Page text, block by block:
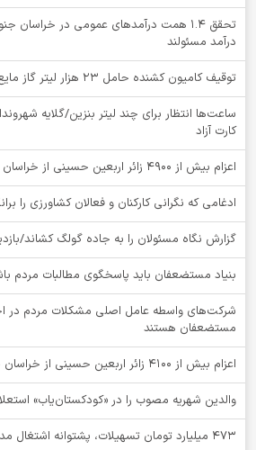
تحقق ۱.۴ همت درآمدهای عمومی در
درآمد مسئولند
توقيف کامیون کشنده حامل 23 هزار لیتر گاز مایع قاچاق در نهبندان
ساعت‌ها انتظار برای چند لیتر بنزین/گلایه
کارت آزاد
اعزام بیش از 4900 زائر اربعین حسینی از خراسان جنوبی
ادغامی که نگرانی کارکنان و فعالان کشاورزی را
گزارش نگاه مسئولان را به جاده گولگ کشاند/
بنیاد مستضعفان باید پاسخگوی مطالبات مردم
شرکت‌های واسطه عامل اصلی مشکلات مردم در
مستضعفان هستند
اعزام بیش از 4100 زائر اربعین حسینی از خراسان جنوبی
والدین شهریه مصوب را در «کودکستان‌یاب»
۴۷۳ میلیارد تومان تسهیلات، پشتوانه اشتغال مددجویان خراسان‌جنوبی